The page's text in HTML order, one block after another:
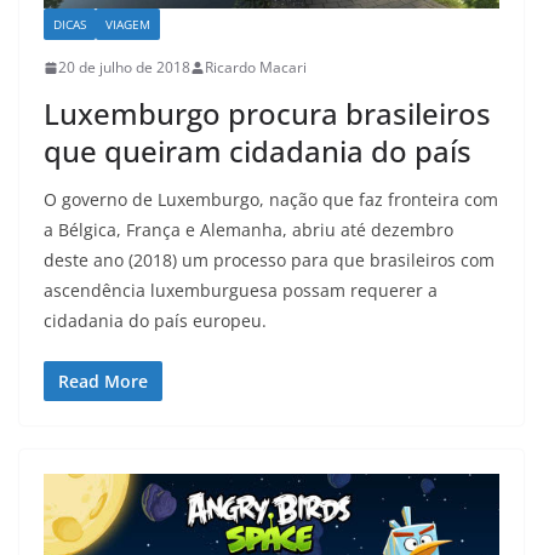
DICAS VIAGEM
20 de julho de 2018 Ricardo Macari
Luxemburgo procura brasileiros
que queiram cidadania do país
O governo de Luxemburgo, nação que faz fronteira com
a Bélgica, França e Alemanha, abriu até dezembro
deste ano (2018) um processo para que brasileiros com
ascendência luxemburguesa possam requerer a
cidadania do país europeu.
Read More